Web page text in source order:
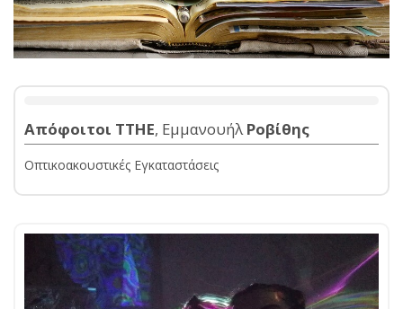
Απόφοιτοι ΤΤΗΕ, ΕμμανουήλΡοβίθης
Οπτικοακουστικές Εγκαταστάσεις